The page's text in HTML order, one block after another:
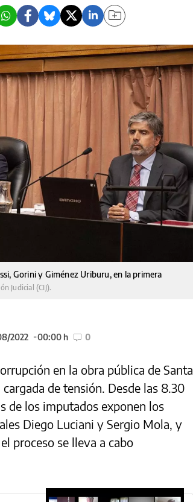
Gorini y Giménez Uriburu, en la primera
Judicial (CIJ).
2022 00:00 h 0
en la obra pública de Santa
de tensión. Desde las 8.30
de los imputados exponen los
Diego Luciani y Sergio Mola, y
proceso se lleva a cabo